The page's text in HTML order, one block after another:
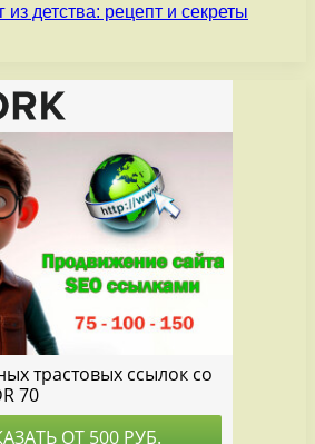
детства: рецепт и секреты